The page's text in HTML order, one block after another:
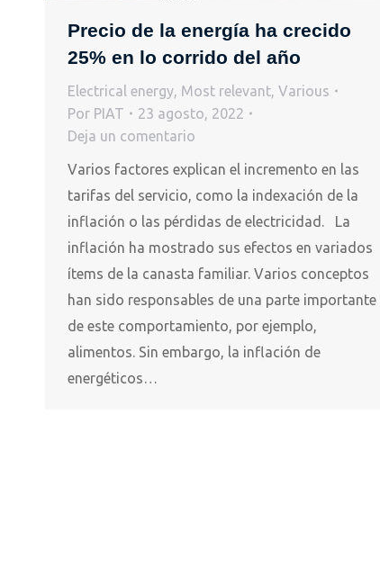
Precio de la energía ha crecido
25% en lo corrido del año
Electrical energy Most relevant Various
Por PIAT
23 agosto, 2022
Deja un comentario
Varios factores explican el incremento en las
tarifas del servicio, como la indexación de la
inflación o las pérdidas de electricidad. La
inflación ha mostrado sus efectos en variados
ítems de la canasta familiar. Varios conceptos
han sido responsables de una parte importante
de este comportamiento, por ejemplo,
alimentos. Sin embargo, la inflación de
energéticos…